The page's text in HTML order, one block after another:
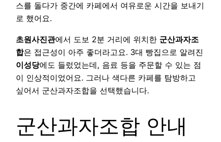
스를 돌다가 중간에 카페에서 여유로운 시간을 보내기
로 했어요.
초원사진관에서 도보 2분 거리에 위치한 군산과자조
합은 접근성이 아주 좋더라고요. 3대 빵집으로 알려진
이성당에도 들렀었는데, 음료 등을 주문할 수 있는 점
이 인상적이었어요. 그러나 색다른 카페를 탐방하고
싶어서 군산과자조합을 선택했습니다.
군산과자조합 안내